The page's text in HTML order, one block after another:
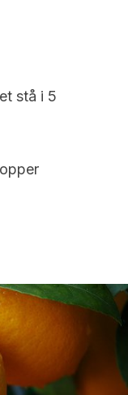
stå i 5